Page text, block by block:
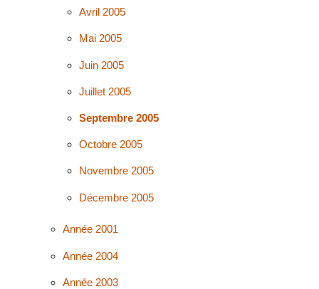
Avril 2005
Mai 2005
Juin 2005
Juillet 2005
Septembre 2005
Octobre 2005
Novembre 2005
Décembre 2005
Année 2001
Année 2004
Année 2003